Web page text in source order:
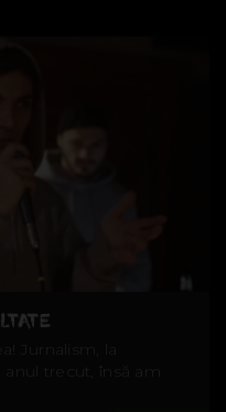
Jurnalism, la
trecut, însă am